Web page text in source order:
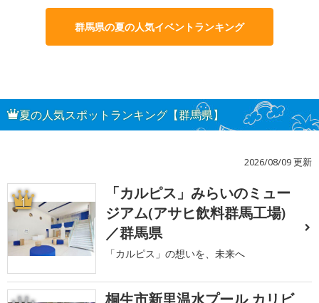
群馬県の夏の人気イベントランキング
夏の人気スポットランキング【群馬県】
2026/08/09 更新
1
「カルピス」みらいのミュー
ジアム(アサヒ飲料群馬工場)
／群馬県
「カルピス」の想いを、未来へ